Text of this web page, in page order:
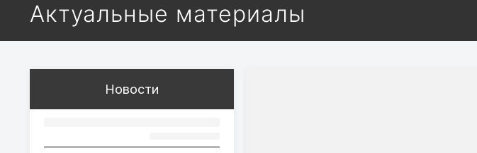
Актуальные материалы
Новости